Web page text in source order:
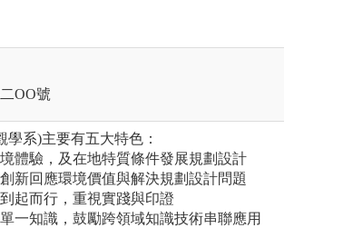
OO號
系)主要有五大特色：
體驗，及在地特質條件發展規劃設計
新回應環境價值與解決規劃設計問題
起而行，重視實踐與印證
一知識，鼓勵跨領域知識技術串聯應用